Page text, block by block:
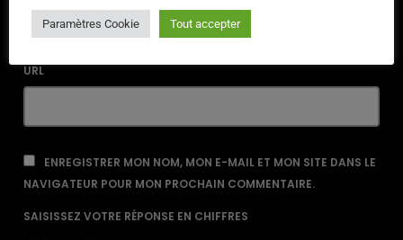
URL
ENREGISTRER MON NOM, MON E-MAIL ET MON SITE DANS LE
NAVIGATEUR POUR MON PROCHAIN COMMENTAIRE.
SAISISSEZ VOTRE RÉPONSE EN CHIFFRES
Paramètres Cookie Tout accepter